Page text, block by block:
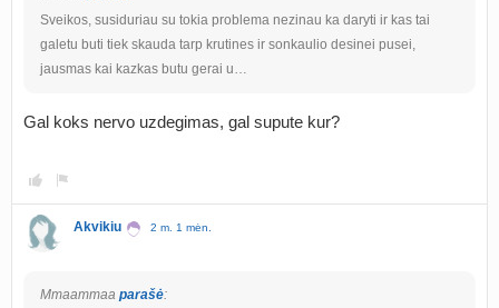
Sveikos, susiduriau su tokia problema nezinau ka daryti ir kas tai
galetu buti tiek skauda tarp krutines ir sonkaulio desinei pusei,
jausmas kai kazkas butu gerai u…
Gal koks nervo uzdegimas, gal supute kur?
Akvikiu 2 m. 1 mėn.
Mmaammaa parašė: